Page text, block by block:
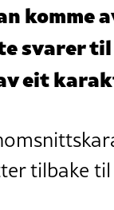
svarer
eit
tilbake